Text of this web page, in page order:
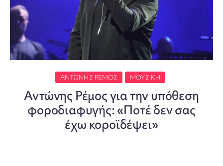
ΑΝΤΏΝΗΣ ΡΈΜΟΣ ΜΟΥΣΙΚΉ
Αντώνης Ρέμος για την υπόθεση
φοροδιαφυγής: «Ποτέ δεν σας
έχω κοροϊδέψει»